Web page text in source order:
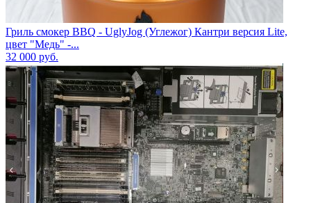
Гриль смокер BBQ - UglyJog (Углежог) Кантри версия Lite,
цвет "Медь" -...
32 000 руб.